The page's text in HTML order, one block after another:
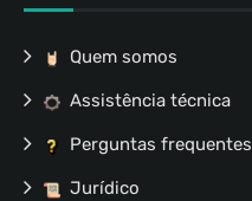
Quem somos
Assistência técnica
Perguntas frequentes
Jurídico